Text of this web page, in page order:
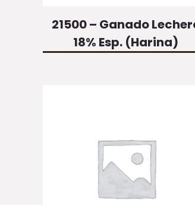
21500 – Ganado
18% Esp. (Harina)